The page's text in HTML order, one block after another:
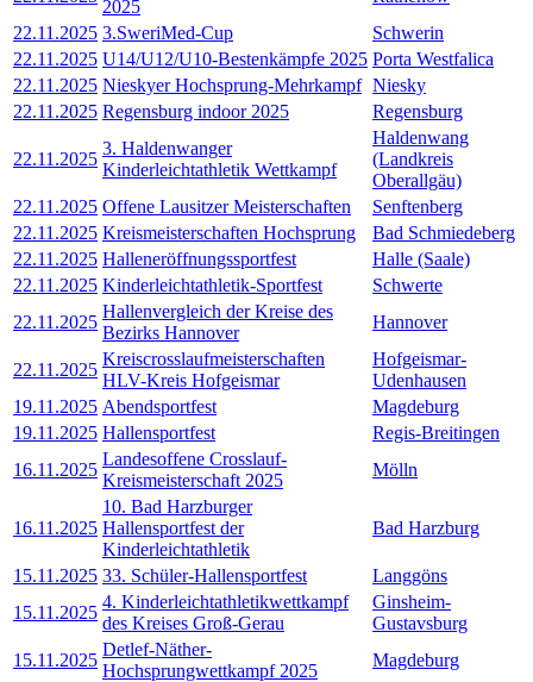
2025
22.11.2025 3.SweriMed-Cup
Schwerin
22.11.2025 U14/U12/U10-Bestenkämpfe 2025 Porta Westfalica
22.11.2025 Nieskyer Hochsprung-Mehrkampf Niesky
22.11.2025 Regensburg indoor 2025 Regensburg
22.11.2025
3. Haldenwanger
Kinderleichtathletik Wettkampf
Haldenwang
(Landkreis
Oberallgäu)
22.11.2025 Offene Lausitzer Meisterschaften
Senftenberg
22.11.2025 Kreismeisterschaften Hochsprung
Bad Schmiedeberg
22.11.2025 Halleneröffnungssportfest
Halle (Saale)
22.11.2025 Kinderleichtathletik-Sportfest
Schwerte
22.11.2025
Hallenvergleich der Kreise des
Bezirks Hannover
Hannover
22.11.2025
Kreiscrosslaufmeisterschaften
HLV-Kreis Hofgeismar
Hofgeismar-
Udenhausen
19.11.2025 Abendsportfest
Magdeburg
19.11.2025 Hallensportfest
Regis-Breitingen
16.11.2025
Landesoffene Crosslauf-
Kreismeisterschaft 2025
Mölln
16.11.2025
10. Bad Harzburger
Hallensportfest der
Kinderleichtathletik
Bad Harzburg
15.11.2025 33. Schüler-Hallensportfest
Langgöns
15.11.2025
4. Kinderleichtathletikwettkampf
des Kreises Groß-Gerau
Ginsheim-
Gustavsburg
15.11.2025
Detlef-Näther-
Hochsprungwettkampf 2025
Magdeburg